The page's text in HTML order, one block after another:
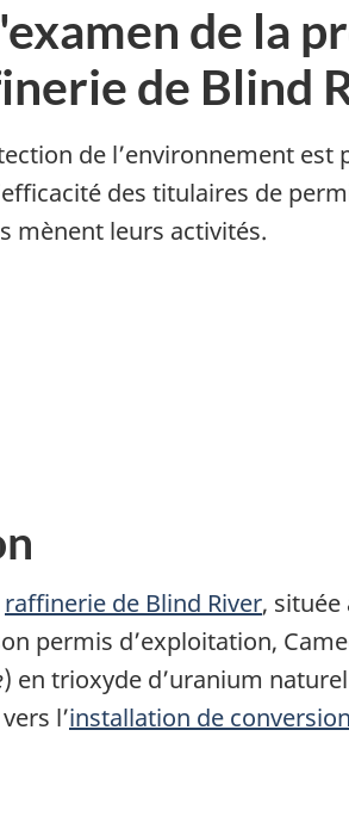
de la
de Blind
de l’environnement
des titulaires de
mènent leurs activités.
raffinerie de Blind River,
permis d’exploitation,
) en trioxyde d’uranium
l’installation de conversion